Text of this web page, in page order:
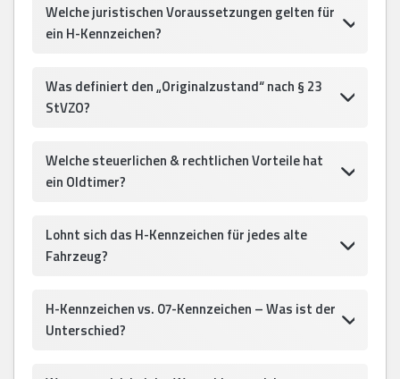
Welche juristischen Voraussetzungen gelten für
ein H-Kennzeichen?
Was definiert den „Originalzustand“ nach § 23
StVZO?
Welche steuerlichen & rechtlichen Vorteile hat
ein Oldtimer?
Lohnt sich das H-Kennzeichen für jedes alte
Fahrzeug?
H-Kennzeichen vs. 07-Kennzeichen – Was ist der
Unterschied?